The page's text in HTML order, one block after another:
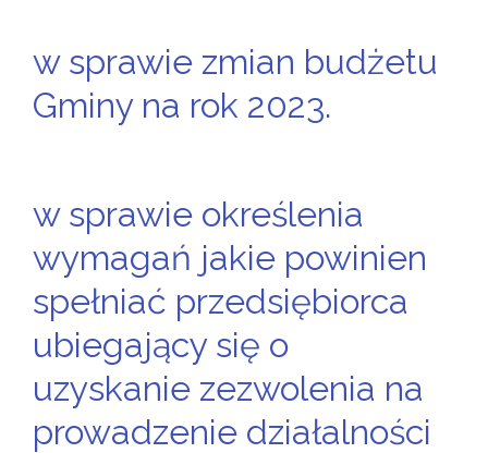
w sprawie zmian budżetu
Gminy na rok 2023.
w sprawie określenia
wymagań jakie powinien
spełniać przedsiębiorca
ubiegający się o
uzyskanie zezwolenia na
prowadzenie działalności